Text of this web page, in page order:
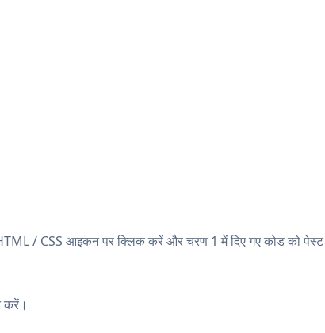
/ CSS आइकन पर क्लिक करें और चरण 1 में दिए गए कोड को
करें।